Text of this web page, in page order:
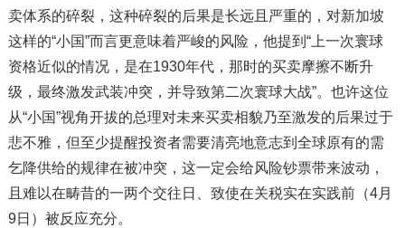
卖体系的碎裂，这种碎裂的后果是长远且严重的，对新加坡
这样的“小国”而言更意味着严峻的风险，他提到“上一次寰球
资格近似的情况，是在1930年代，那时的买卖摩擦不断升
级，最终激发武装冲突，并导致第二次寰球大战”。也许这位
从“小国”视角开拔的总理对未来买卖相貌乃至激发的后果过于
悲不雅，但至少提醒投资者需要清亮地意志到全球原有的需
乞降供给的规律在被冲突，这一定会给风险钞票带来波动，
且难以在畴昔的一两个交往日、致使在关税实在实践前（4月
9日）被反应充分。